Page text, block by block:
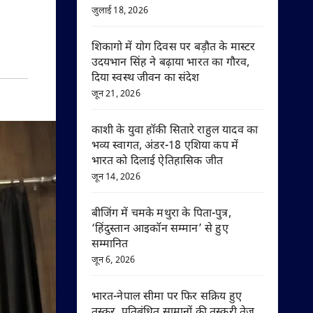
जुलाई 18, 2026
शिकागो में योग दिवस पर बड़ौत के मास्टर
उदयभान सिंह ने बढ़ाया भारत का गौरव,
दिया स्वस्थ जीवन का संदेश
जून 21, 2026
काशी के युवा हॉकी सितारे राहुल यादव का
भव्य स्वागत, अंडर-18 एशिया कप में
भारत को दिलाई ऐतिहासिक जीत
जून 14, 2026
बीजिंग में चमके मथुरा के पिता-पुत्र,
‘हिंदुस्तान आइकॉन सम्मान’ से हुए
सम्मानित
जून 6, 2026
भारत-नेपाल सीमा पर फिर सक्रिय हुए